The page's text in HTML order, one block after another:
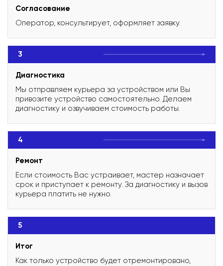
Согласование
Оператор, консультирует, оформляет заявку.
3
Диагностика
Мы отправляем курьера за устройством или Вы
привозите устройство самостоятельно. Делаем
диагностику и озвучиваем стоимость работы.
4
Ремонт
Если стоимость Вас устраивает, мастер назначает
срок и приступает к ремонту. За диагностику и вызов
курьера платить не нужно.
5
Итог
Как только устройство будет отремонтировано,